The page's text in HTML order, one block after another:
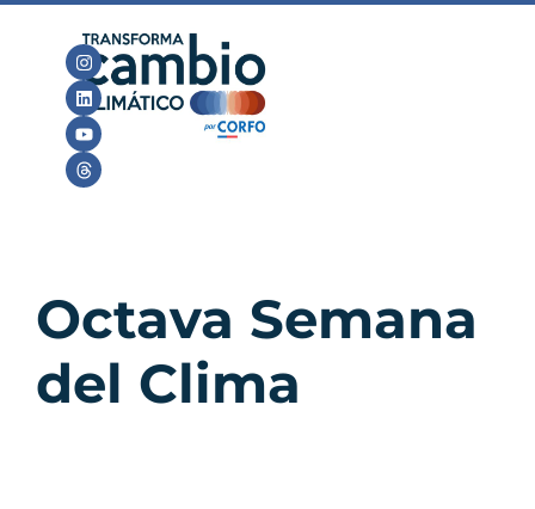
Octava Semana
del Clima